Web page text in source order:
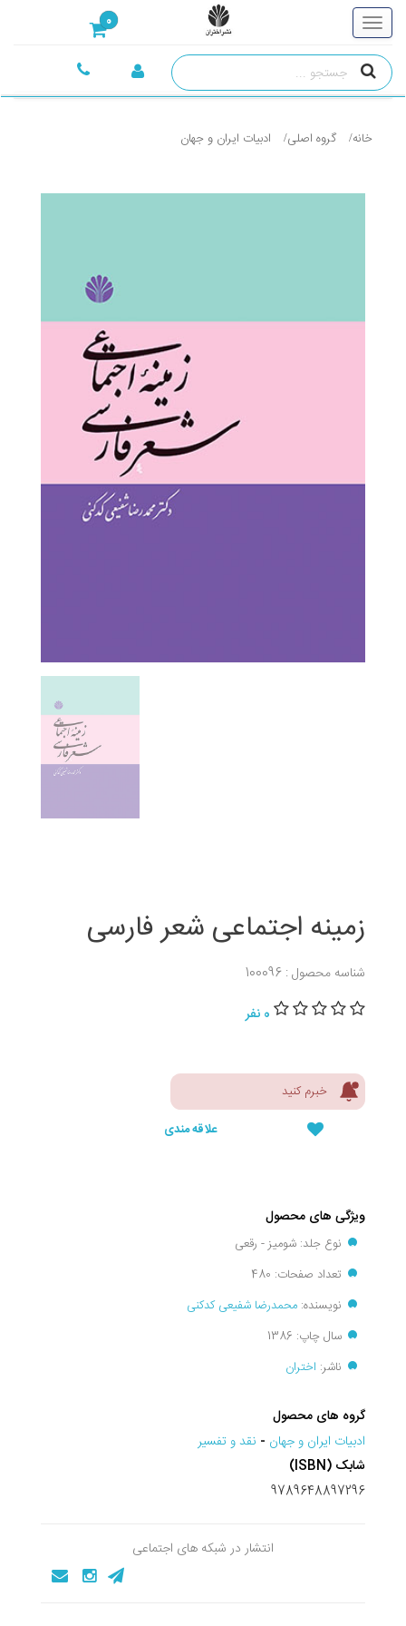
0
خانه گروه اصلی ادبيات ايران و جهان
زمینه اجتماعی شعر فارسی
شناسه محصول : 100096
0 نفر
خبرم کنید
علاقه مندی
ویژگی های محصول
نوع جلد: شومیز - رقعی
تعداد صفحات: 480
نویسنده: محمدرضا شفیعی کدکنی
سال چاپ: 1386
ناشر: اختران
گروه های محصول
ادبيات ايران و جهان - نقد و تفسير
شابک (ISBN)
9789648897296
انتشار در شبکه های اجتماعی